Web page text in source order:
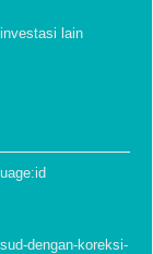
lain
dengan-koreksi-